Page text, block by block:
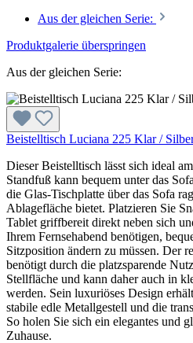
Aus der gleichen Serie:
Produktgalerie überspringen
Aus der gleichen Serie:
Beistelltisch Luciana 225 Klar /
Dieser Beistelltisch lässt sich ideal
Standfuß kann bequem unter das
die Glas-Tischplatte über das Sofa
Ablagefläche bietet. Platzieren Sie
Tablet griffbereit direkt neben sich
Ihrem Fernsehabend benötigen,
Sitzposition ändern zu müssen. Der
benötigt durch die platzsparende
Stellfläche und kann daher auch in
werden. Sein luxuriöses Design
stabile edle Metallgestell und die
So holen Sie sich ein elegantes und
Zuhause.